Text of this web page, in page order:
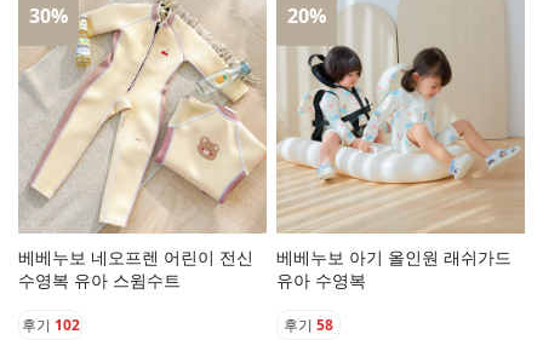
30%
베베누보 네오프렌 어린이 전신
수영복 유아 스윔수트
후기 102
20%
베베누보 아기 올인원 래쉬가드
유아 수영복
후기58